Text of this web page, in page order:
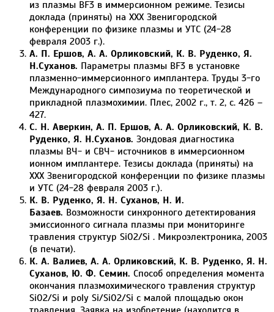
из плазмы BF3 в иммерсионном режиме. Тезисы
доклада (приняты) на XXX Звенигородской
конференции по физике плазмы и УТС (24-28
февраля 2003 г.).
А. П. Ершов, А. А. Орликовский, К. В. Руденко, Я.
Н.Суханов. Параметры плазмы BF3 в установке
плазменно-иммерсионного имплантера. Труды 3-го
Международного симпозиума по теоретической и
прикладной плазмохимии. Плес, 2002 г., т. 2, с. 426 –
427.
С. Н. Аверкин, А. П. Ершов, А. А. Орликовский, К. В.
Руденко, Я. Н.Суханов. Зондовая диагностика
плазмы ВЧ- и СВЧ- источников в иммерсионном
ионном имплантере. Тезисы доклада (приняты) на
XXX Звенигородской конференции по физике плазмы
и УТС (24-28 февраля 2003 г.).
К. В. Руденко, Я. Н. Суханов, Н. И.
Базаев. Возможности синхронного детектирования
эмиссионного сигнала плазмы при мониторинге
травления структур SiO2/Si . Микроэлектроника, 2003
(в печати).
К. А. Валиев, А. А. Орликовский, К. В. Руденко, Я. Н.
Суханов, Ю. Ф. Семин. Способ определения момента
окончания плазмохимического травления структур
SiO2/Si и poly Si/SiO2/Si с малой площадью окон